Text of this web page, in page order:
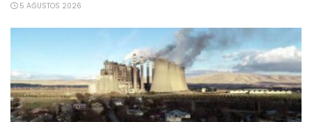
5 AĞUSTOS 2026